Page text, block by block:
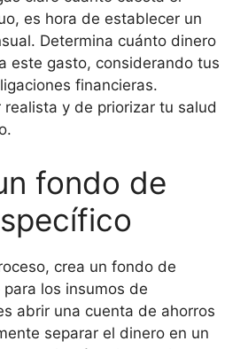
es hora de establecer un
Determina cuánto dinero
este gasto, considerando tus
financieras.
y de priorizar tu salud
fondo de
crea un fondo de
los insumos de
abrir una cuenta de ahorros
separar el dinero en un